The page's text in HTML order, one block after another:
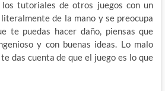
los tutoriales de otros juegos con un
de la mano y se preocupa
te puedas hacer daño, piensas que
y con buenas ideas. Lo malo
das cuenta de que el juego es lo que